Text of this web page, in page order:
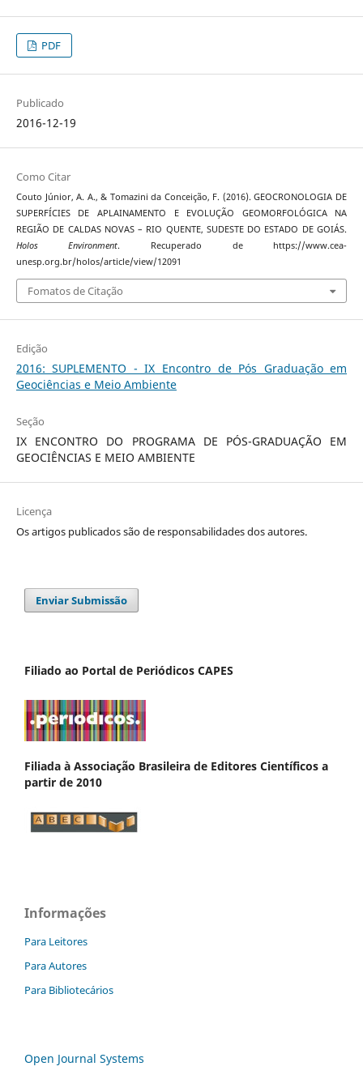
PDF
Publicado
2016-12-19
Como Citar
Couto Júnior, A. A., & Tomazini da Conceição, F. (2016). GEOCRONOLOGIA DE
SUPERFÍCIES DE APLAINAMENTO E EVOLUÇÃO GEOMORFOLÓGICA NA
REGIÃO DE CALDAS NOVAS – RIO QUENTE, SUDESTE DO ESTADO DE GOIÁS.
Holos Environment. Recuperado de https://www.cea-
unesp.org.br/holos/article/view/12091
Fomatos de Citação
Edição
2016: SUPLEMENTO - IX Encontro de Pós Graduação em
Geociências e Meio Ambiente
Seção
IX ENCONTRO DO PROGRAMA DE PÓS-GRADUAÇÃO EM
GEOCIÊNCIAS E MEIO AMBIENTE
Licença
Os artigos publicados são de responsabilidades dos autores.
Enviar Submissão
Filiado ao Portal de Periódicos CAPES
Filiada à Associação Brasileira de Editores Científicos a
partir de 2010
Informações
Para Leitores
Para Autores
Para Bibliotecários
Open Journal Systems